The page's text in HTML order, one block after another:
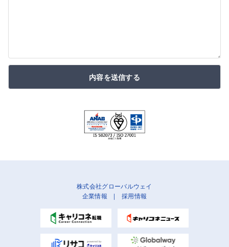
内容を送信する
株式会社グローバルウェイ
企業情報 | 採用情報